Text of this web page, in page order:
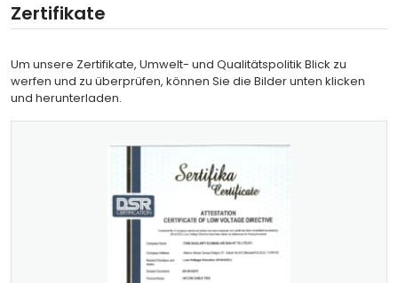
Zertifikate
Um unsere Zertifikate, Umwelt- und Qualitätspolitik Blick zu
werfen und zu überprüfen, können Sie die Bilder unten klicken
und herunterladen.